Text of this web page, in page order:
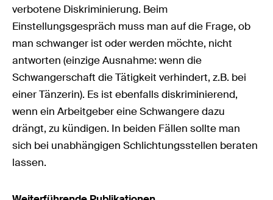
verbotene Diskriminierung. Beim
Einstellungsgespräch muss man auf die Frage, ob
man schwanger ist oder werden möchte, nicht
antworten (einzige Ausnahme: wenn die
Schwangerschaft die Tätigkeit verhindert, z.B. bei
einer Tänzerin). Es ist ebenfalls diskriminierend,
wenn ein Arbeitgeber eine Schwangere dazu
drängt, zu kündigen. In beiden Fällen sollte man
sich bei unabhängigen Schlichtungsstellen beraten
lassen.